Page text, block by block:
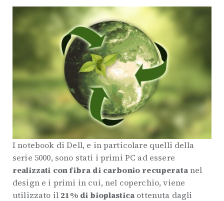
I notebook di Dell, e in particolare quelli della
serie 5000, sono stati i primi PC ad essere
realizzati con fibra di carbonio recuperatanel
design e i primi in cui, nel coperchio, viene
utilizzato il 21% di bioplastica ottenuta dagli